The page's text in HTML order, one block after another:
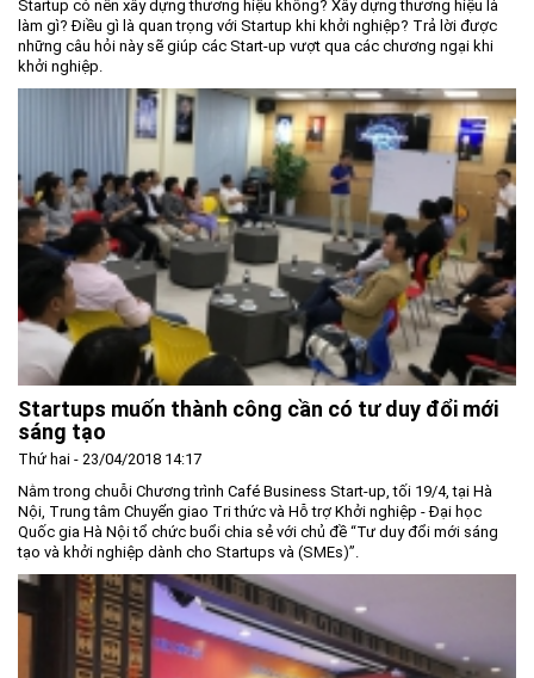
Startup có nên xây dựng thương hiệu không? Xây dựng thương hiệu là
làm gì? Điều gì là quan trọng với Startup khi khởi nghiệp? Trả lời được
những câu hỏi này sẽ giúp các Start-up vượt qua các chương ngại khi
khởi nghiệp.
Startups muốn thành công cần có tư duy đổi mới
sáng tạo
Thứ hai - 23/04/2018 14:17
Nằm trong chuỗi Chương trình Café Business Start-up, tối 19/4, tại Hà
Nội, Trung tâm Chuyển giao Tri thức và Hỗ trợ Khởi nghiệp - Đại học
Quốc gia Hà Nội tổ chức buổi chia sẻ với chủ đề “Tư duy đổi mới sáng
tạo và khởi nghiệp dành cho Startups và (SMEs)”.